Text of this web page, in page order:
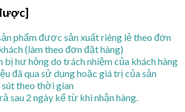
phẩm được sản xuất riêng lẻ theo đơn
(làm theo đơn đặt hàng)
bị hư hỏng do trách nhiệm của khách hàng
đã qua sử dụng hoặc giá trị của sản
theo thời gian
sau 2 ngày kể từ khi nhận hàng.